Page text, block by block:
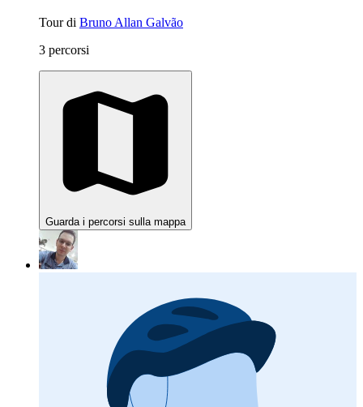
Tour di Bruno Allan Galvão
3 percorsi
Guarda i percorsi sulla mappa